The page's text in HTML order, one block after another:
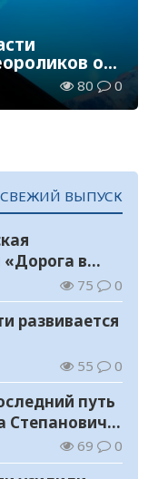
о
80 0
СВЕЖИЙ ВЫПУСК
«Дорога в
75 0
развивается
55 0
путь
Степановича
69 0